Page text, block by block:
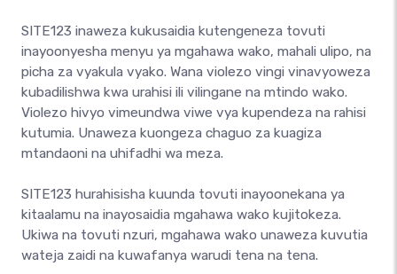
SITE123 inaweza kukusaidia kutengeneza tovuti
inayoonyesha menyu ya mgahawa wako, mahali ulipo, na
picha za vyakula vyako. Wana violezo vingi vinavyoweza
kubadilishwa kwa urahisi ili vilingane na mtindo wako.
Violezo hivyo vimeundwa viwe vya kupendeza na rahisi
kutumia. Unaweza kuongeza chaguo za kuagiza
mtandaoni na uhifadhi wa meza.
SITE123 hurahisisha kuunda tovuti inayoonekana ya
kitaalamu na inayosaidia mgahawa wako kujitokeza.
Ukiwa na tovuti nzuri, mgahawa wako unaweza kuvutia
wateja zaidi na kuwafanya warudi tena na tena.